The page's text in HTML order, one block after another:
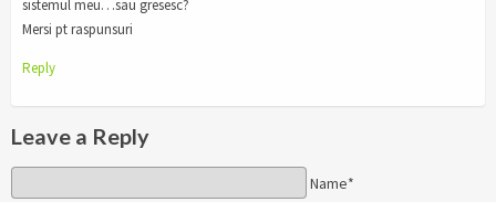
sistemul meu…sau gresesc?
Mersi pt raspunsuri
Reply
Leave a Reply
Name*